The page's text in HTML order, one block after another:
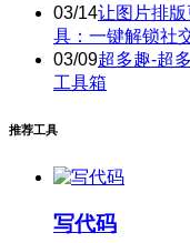
03/14让图片排
具：一键解锁社
03/09超多趣-超
工具箱
推荐工具
写代码